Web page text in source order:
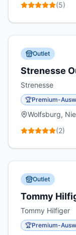
(5)
Outlet
Strenesse
Strenesse
🏆Premium-
Wolfsburg,
(2)
Outlet
Tommy
Tommy Hilfiger
🏆Premium-